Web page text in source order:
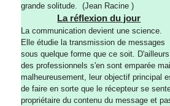
grande solitude. (Jean Racine )
La réflexion du jour
La communication devient une science.
Elle étudie la transmission de messages
sous quelque forme que ce soit. D'ailleurs,
des professionnels s'en sont emparée
malheureusement, leur objectif principal
de faire en sorte que le récepteur se
propriétaire du contenu du message et